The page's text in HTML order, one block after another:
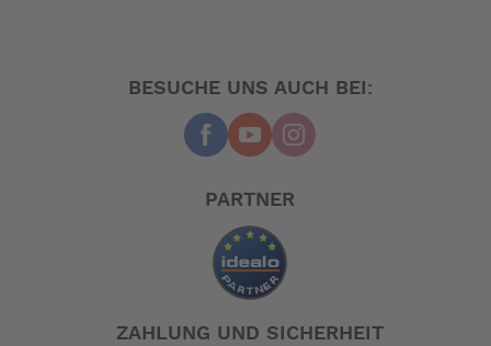
BESUCHE UNS AUCH BEI:
PARTNER
ZAHLUNG UND SICHERHEIT